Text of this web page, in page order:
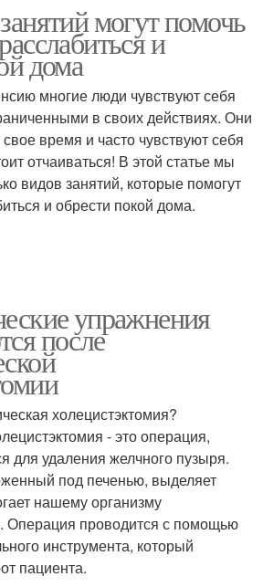
могут помочь
и
дома
многие люди чувствуют себя
в своих действиях. Они
свое время и часто чувствуют себя
отчаиваться! В этой статье мы
видов занятий, которые помогут
и обрести покой дома.
упражнения
после
холецистэктомия?
- это операция,
для удаления желчного пузыря.
под печенью, выделяет
нашему организму
Операция проводится с помощью
инструмента, который
пациента.